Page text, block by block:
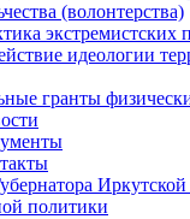
(волонтерства)
экстремистских
идеологии
гранты
Иркутской
политики